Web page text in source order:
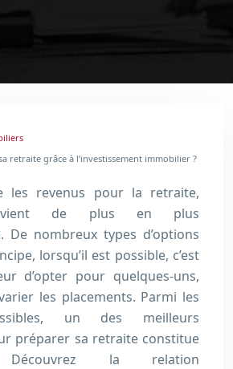
retraite grâce à l’investissement immobilier ?
les revenus pour la retraite,
de plus en plus
De nombreux types d’options
lorsqu’il est possible, c’est
d’opter pour quelques-uns,
les placements. Parmi les
un des meilleurs
préparer sa retraite constitue
Découvrez la relation